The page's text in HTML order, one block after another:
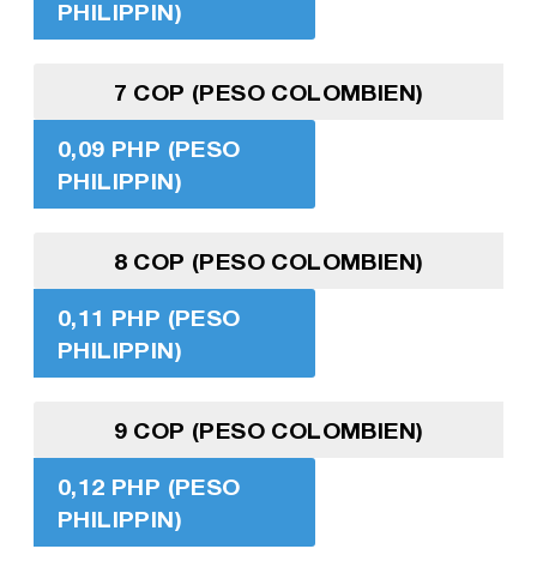
PHILIPPIN)
7 COP (PESO COLOMBIEN)
0,09 PHP (PESO
PHILIPPIN)
8 COP (PESO COLOMBIEN)
0,11 PHP (PESO
PHILIPPIN)
9 COP (PESO COLOMBIEN)
0,12 PHP (PESO
PHILIPPIN)